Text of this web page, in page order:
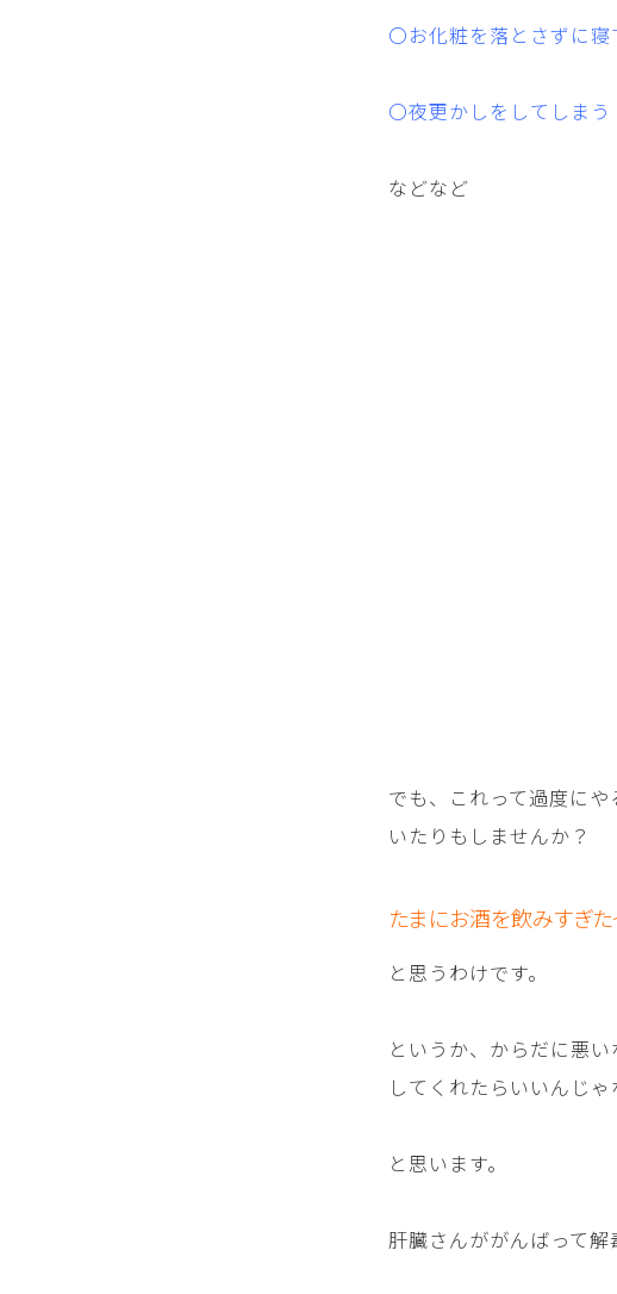
〇お化粧を落とさずに寝
〇夜更かしをしてしまう
などなど
でも、これって過度に
いたりもしませんか？
たまにお酒を飲みすぎた
と思うわけです。
というか、からだに悪
してくれたらいいんじゃ
と思います。
肝臓さんががんばって